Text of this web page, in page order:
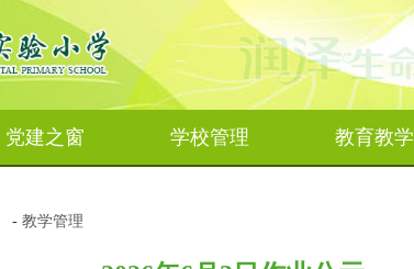
党建之窗 学校管理 教育教学
- 教学管理